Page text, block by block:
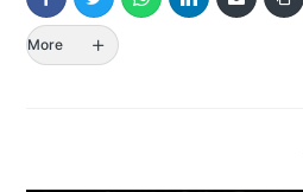
More